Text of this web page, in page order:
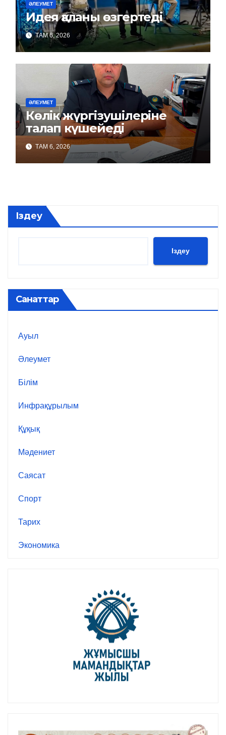
ӘЛЕУМЕТ
Идея қаланы өзгертеді
ТАМ 6, 2026
ӘЛЕУМЕТ
Көлік жүргізушілеріне
талап күшейеді
ТАМ 6, 2026
Іздеу
Іздеу
Санаттар
Ауыл
Әлеумет
Білім
Инфрақұрылым
Құқық
Мәдениет
Саясат
Спорт
Тарих
Экономика